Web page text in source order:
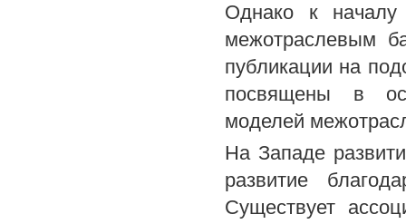
Однако к началу
межотраслевым
публикации на
посвящены в
моделей
На Западе
развитие
Существует